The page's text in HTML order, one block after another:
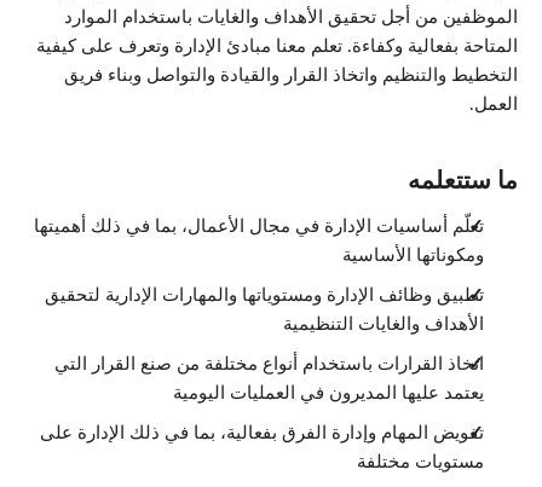
خلاصة الفصل
0:36
الأخلاقيات والمسؤولية الاجتماعية
الدروس: 5 · 7:44
0:57
أنواع القرارات التي يتخذها المدراء
1:34
كيف يحل المدراء المشاكل؟
2:33
خلاصة الفصل
التخطيط والتنظيم
1:23
0:39
خلاصة الفصل
الموظفين من أجل تحقيق الأهداف والغايات باستخدام الموارد
المتاحة بفعالية وكفاءة. تعلم معنا مبادئ الإدارة وتعرف على كيفية
التخطيط والتنظيم واتخاذ القرار والقيادة والتواصل وبناء فريق
العمل.
ما ستتعلمه
تعلّم أساسيات الإدارة في مجال الأعمال، بما في ذلك أهميتها
ومكوناتها الأساسية
تطبيق وظائف الإدارة ومستوياتها والمهارات الإدارية لتحقيق
الأهداف والغايات التنظيمية
اتخاذ القرارات باستخدام أنواع مختلفة من صنع القرار التي
يعتمد عليها المديرون في العمليات اليومية
تفويض المهام وإدارة الفرق بفعالية، بما في ذلك الإدارة على
مستويات مختلفة